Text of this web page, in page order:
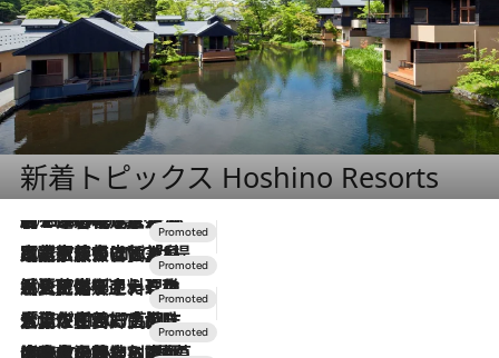
新着トピックス Hoshino Resorts
2026.8.7
【トンボの足水浴】ヒノキの香りに包まれて涼感マックス！約13℃の湧水かけ流しを避暑地「星野温泉 トンボの湯」で体験
2026.7.31
【ホテル帰省】という選択肢をOMOが提案。家族とほどよい距離を保つには「昼は実家、夜は気兼ねなくホテルで！」
2026.7.24
【夏限定ディナーコース】旬を迎える稚鮎や花ズッキーニなどをイタリア・トスカーナの郷土料理の手法で満喫！
2026.7.17
「土佐和ハーブかき氷」がOMO7高知に登場！生姜、山椒、大葉など目にも舌にも涼を呼ぶ郷土の味